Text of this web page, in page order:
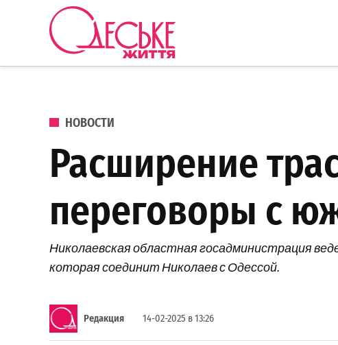
Перейти к содержанию
ОПУБЛИКОВАНО В
НОВОСТИ
Расширение
переговоры с
Николаевская областная госадминистрация
которая соединит Николаев с Одессой.
Редакция 14-02-2025 в 13:26